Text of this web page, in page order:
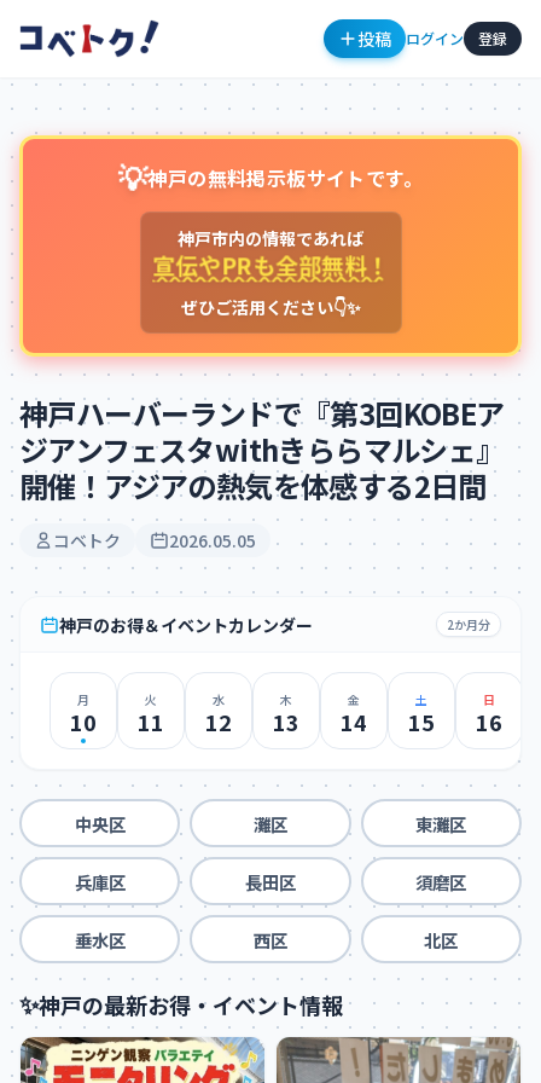
投稿 ログイン 登録
💡神戸の無料掲示板サイトです。
神戸市内の情報であれば
宣伝やPRも全部無料！
ぜひご活用ください👇✨
神戸ハーバーランドで『第3回KOBEア
ジアンフェスタwithきららマルシェ』
開催！アジアの熱気を体感する2日間
コベトク 2026.05.05
神戸のお得＆イベントカレンダー 2か月分
月
10
火
11
水
12
木
13
金
14
土
15
日
16
中央区 灘区 東灘区
兵庫区 長田区 須磨区
垂水区 西区 北区
✨神戸の最新お得・イベント情報
コメントを投稿するにはログインが必要です
ログイン
新規登録